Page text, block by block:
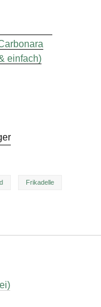
einfach)
Frikadelle